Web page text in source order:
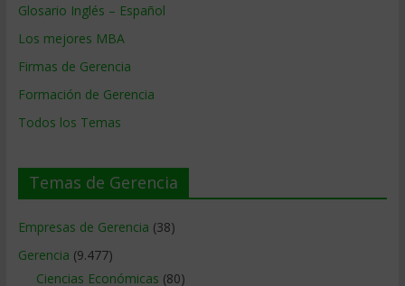
Glosario Inglés – Español
Los mejores MBA
Firmas de Gerencia
Formación de Gerencia
Todos los Temas
Temas de Gerencia
Empresas de Gerencia (38)
Gerencia (9.477)
Ciencias Económicas (80)